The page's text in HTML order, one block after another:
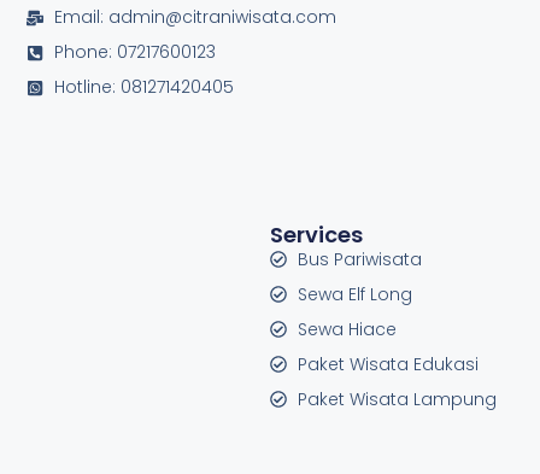
Services
Bus Pariwisata
Sewa Elf Long
Sewa Hiace
Paket Wisata Edukasi
Paket Wisata Lampung
Email: admin@citraniwisata.com
Phone: 07217600123
Hotline: 081271420405